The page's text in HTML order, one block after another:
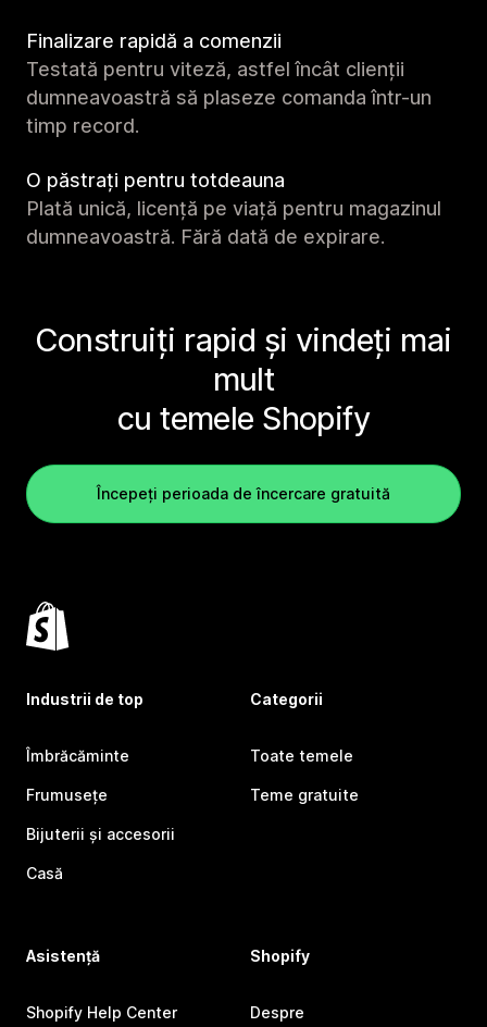
Finalizare rapidă a comenzii
Testată pentru viteză, astfel încât clienții
dumneavoastră să plaseze comanda într-un
timp record.
O păstrați pentru totdeauna
Plată unică, licență pe viață pentru magazinul
dumneavoastră. Fără dată de expirare.
Construiți rapid și vindeți mai
mult
cu temele Shopify
Începeți perioada de încercare gratuită
Industrii de top
Îmbrăcăminte
Frumusețe
Bijuterii și accesorii
Casă
Categorii
Toate temele
Teme gratuite
Asistență
Shopify Help Center
Shopify
Despre